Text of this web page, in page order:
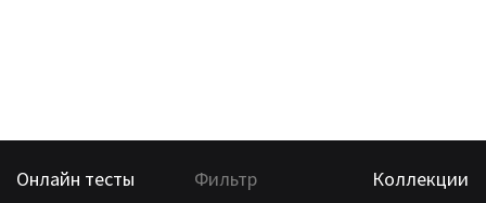
Онлайн тесты Фильтр
Коллекции